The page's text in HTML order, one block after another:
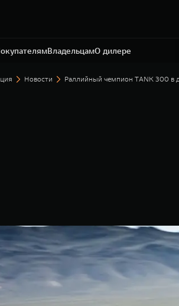
ВладельцамО дилере
65
Новости Раллийный чемпион TANK 300 в